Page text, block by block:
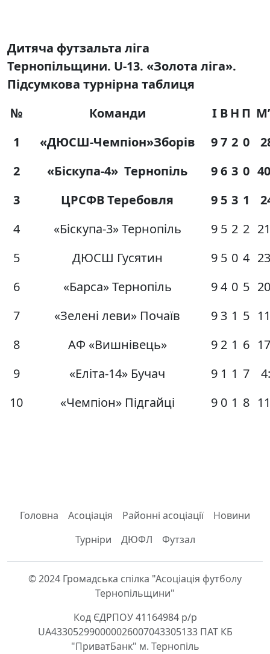
Дитяча футзальта ліга
Тернопільщини. U-13. «Золота ліга».
Підсумкова турнірна таблиця
№
Команди І ВН П
1
«ДЮСШ-Чемпіон»Зборів 97 2 0
2
«Біскупа-4» Тернопіль 96 3 0
3
ЦРСФВ Теребовля 9 5 3 1
4
«Біскупа-3» Тернопіль 9 5 2 2
5
ДЮСШ Гусятин 9 5 0 4
6
«Барса» Тернопіль 94 0 5
7
«Зелені леви» Почаїв 9 3 1 5
8
АФ «Вишнівець» 9 2 1 6
9
«Еліта-14» Бучач 9 1 1 7
10
«Чемпіон» Підгайці 9 0 1 8
Головна Асоціація Районні асоціації
Новини
Турніри
ДЮФЛ Футзал
© 2024 Громадська спілка "Асоціація футболу
Тернопільщини"
Код ЄДРПОУ 41164984 р/р
UA433052990000026007043305133 ПАТ КБ
"ПриватБанк" м. Тернопіль